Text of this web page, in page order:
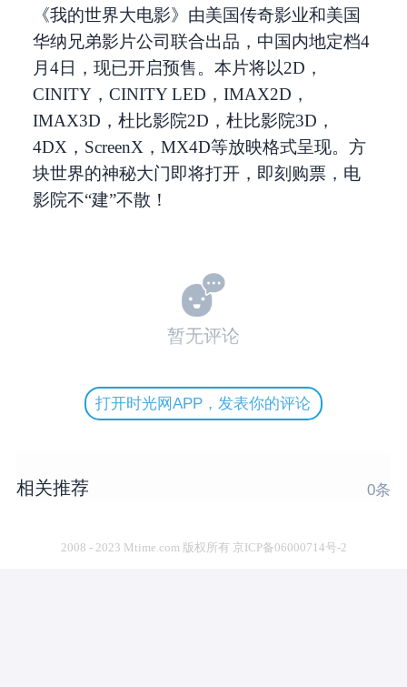
《我的世界大电影》由美国传奇影业和美国
华纳兄弟影片公司联合出品，中国内地定档4
月4日，现已开启预售。本片将以2D，
CINITY，CINITY LED，IMAX2D，
IMAX3D，杜比影院2D，杜比影院3D，
4DX，ScreenX，MX4D等放映格式呈现。方
块世界的神秘大门即将打开，即刻购票，电
影院不“建”不散！
暂无评论
打开时光网APP，发表你的评论
相关推荐 0条
2008 - 2023 Mtime.com 版权所有 京ICP备06000714号-2